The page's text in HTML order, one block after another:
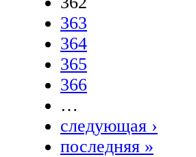
363
364
365
366
…
следующая ›
последняя »